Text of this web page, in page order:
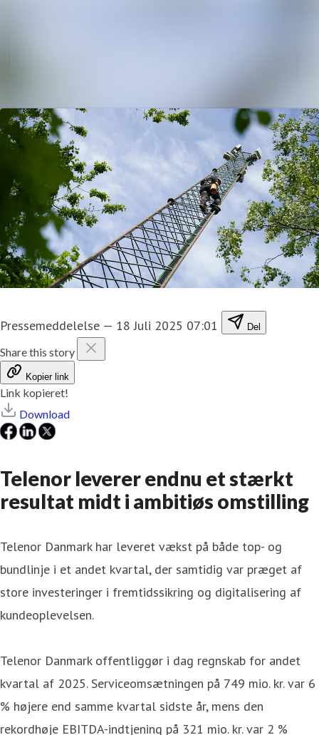
Pressemeddelelse — 18 Juli 2025 07:01 Del
Share this story
Kopier link
Link kopieret!
Download
Telenor leverer endnu et stærkt
resultat midt i ambitiøs omstilling
Telenor Danmark har leveret vækst på både top- og
bundlinje i et andet kvartal, der samtidig var præget af
store investeringer i fremtidssikring og digitalisering af
kundeoplevelsen.
Telenor Danmark offentliggør i dag regnskab for andet
kvartal af 2025. Serviceomsætningen på 749 mio. kr. var 6
% højere end samme kvartal sidste år, mens den
rekordhøje EBITDA-indtjening på 321 mio. kr. var 2 %